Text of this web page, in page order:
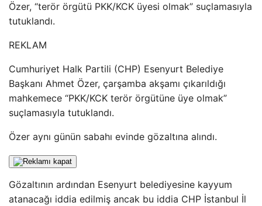
Özer, “terör örgütü PKK/KCK üyesi olmak” suçlamasıyla
tutuklandı.
REKLAM
Cumhuriyet Halk Partili (CHP) Esenyurt Belediye
Başkanı Ahmet Özer, çarşamba akşamı çıkarıldığı
mahkemece “PKK/KCK terör örgütüne üye olmak”
suçlamasıyla tutuklandı.
Özer aynı günün sabahı evinde gözaltına alındı.
Gözaltının ardından Esenyurt belediyesine kayyum
atanacağı iddia edilmiş ancak bu iddia CHP İstanbul İl